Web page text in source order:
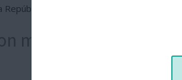
Popular China en Barcelona.